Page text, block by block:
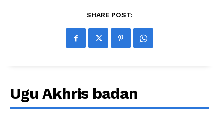
SHARE POST:
Ugu Akhris badan